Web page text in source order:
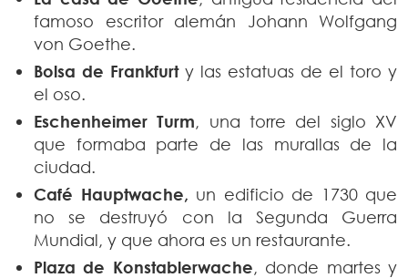
famoso escritor alemán Johann Wolfgang
von Goethe.
Bolsa de Frankfurty las estatuas de el toro y
el oso.
Eschenheimer Turm, una torre del siglo XV
que formaba parte de las murallas de la
ciudad.
Café Hauptwache, un edificio de 1730 que
no se destruyó con la Segunda Guerra
Mundial, y que ahora es un restaurante.
Plaza de Konstablerwache, donde martes y